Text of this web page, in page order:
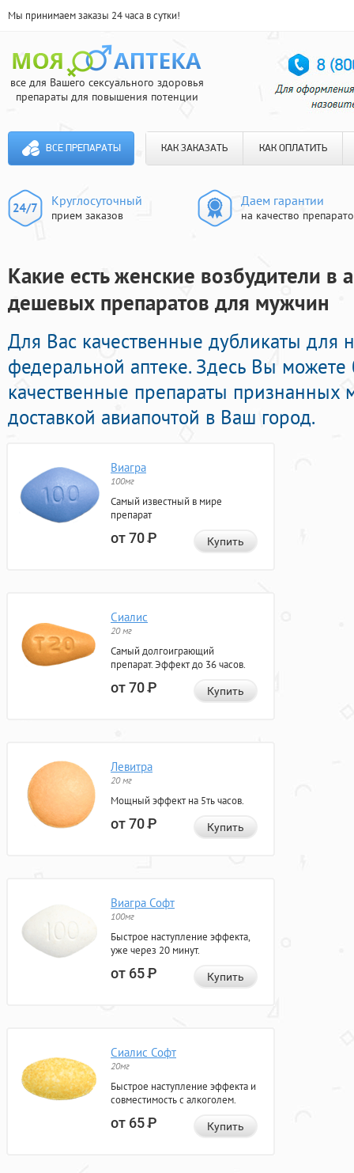
Мы принимаем заказы 24 часа в сутки!
все для Вашего сексуального здоровья
препараты для повышения потенции
ВСЕ ПРЕПАРАТЫ КАК ЗАКАЗАТЬ КАК ОПЛАТИТЬ
Круглосуточный
прием заказов
Даем гарантии
на качество
Какие есть женские возбудители в
дешевых препаратов для мужчин
Для Вас качественные дубликаты
федеральной аптеке. Здесь Вы можете
качественные препараты признанных
доставкой авиапочтой в Ваш город.
Виагра
100мг
Самый известный в мире
препарат
от 70Р Купить
Сиалис
20 мг
Самый долгоиграющий
препарат. Эффект до 36 часов.
от 70Р Купить
Левитра
20 мг
Мощный эффект на 5ть часов.
от 70Р Купить
Виагра Софт
100мг
Быстрое наступление эффекта,
уже через 20 минут.
от 65Р Купить
Сиалис Софт
20мг
Быстрое наступление эффекта и
совместимость с алкоголем.
от 65Р Купить